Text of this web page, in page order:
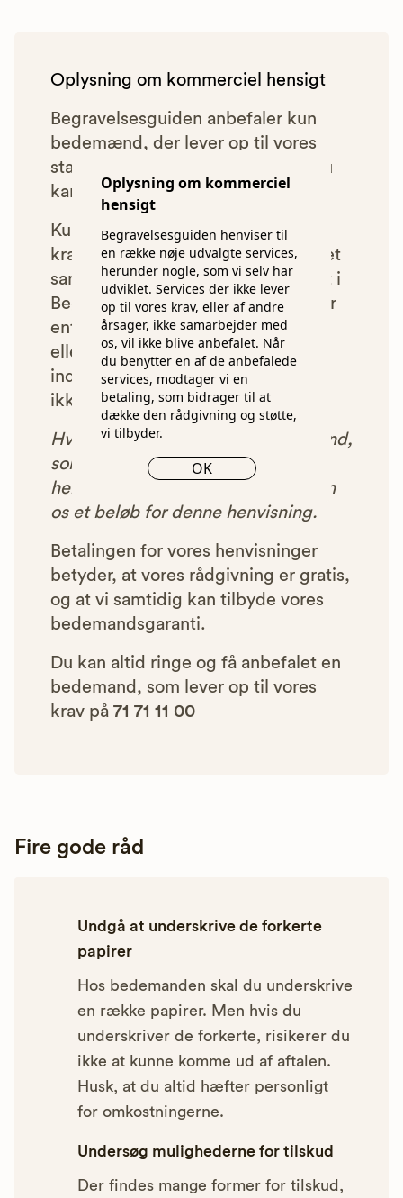
Oplysning om kommerciel
hensigt
Begravelsesguiden henviser til
en række nøje udvalgte services,
herunder nogle, som vi selv har
udviklet. Services der ikke lever
op til vores krav, eller af andre
årsager, ikke samarbejder med
os, vil ikke blive anbefalet. Når
du benytter en af de anbefalede
services, modtager vi en
betaling, som bidrager til at
dække den rådgivning og støtte,
vi tilbyder.
OK
Oplysning om kommerciel hensigt
Begravelsesguiden anbefaler kun
bedemænd, der lever op til vores
statistiske pris- og kvalitetskrav. Du
kan læse mere om vores kravher.
Kun bedemænd der lever op til
kravene har mulighed for at indgå et
samarbejde med os om at blive vist i
Begravelsesguiden. Bedemænd der
enten ikke lever op til vores krav,
eller som af andre årsager ikke har
indgået et samarbejde med os, vil
ikke blive vist i vores anbefalinger.
Hver gang du benytter en bedemand,
som vi har godkendt, anbefalet og
henvist dig til, betaler bedemanden
os et beløb for denne henvisning.
Betalingen for vores henvisninger
betyder, at vores rådgivning er gratis,
og at vi samtidig kan tilbyde vores
bedemandsgaranti.
Du kan altid ringe og få anbefalet en
bedemand, som lever op til vores
krav på 71 71 11 00
Fire gode råd
Undgå at underskrive de forkerte
papirer
Hos bedemanden skal du underskrive
en række papirer. Men hvis du
underskriver de forkerte, risikerer du
ikke at kunne komme ud af aftalen.
Husk, at du altid hæfter personligt
for omkostningerne.
Undersøg mulighederne for tilskud
Der findes mange former for tilskud,